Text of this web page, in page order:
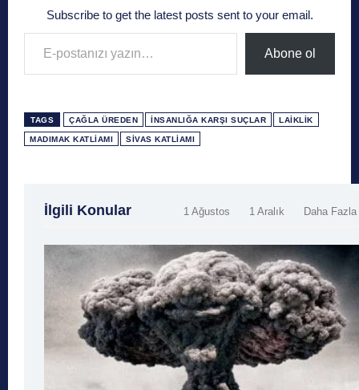
Subscribe to get the latest posts sent to your email.
E-postanızı yazın…
Abone ol
TAGS ÇAĞLA ÜREDEN İNSANLIĞA KARŞI SUÇLAR LAIKLIK
MADIMAK KATLIAMI SIVAS KATLIAMI
İlgili Konular 1 Ağustos 1 Aralık Daha Fazla